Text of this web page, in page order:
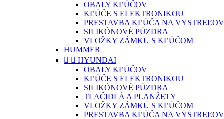
OBALY KĽÚČOV
KĽÚČE S ELEKTRONIKOU
PRESTAVBA KĽÚČA NA
SILIKÓNOVÉ PÚZDRA
VLOŽKY ZÁMKU S KĽÚČOM
HUMMER
  HYUNDAI
OBALY KĽÚČOV
KĽÚČE S ELEKTRONIKOU
SILIKÓNOVÉ PÚZDRA
TLAČIDLÁ A PLANŽETY
VLOŽKY ZÁMKU S KĽÚČOM
PRESTAVBA KĽÚČA NA